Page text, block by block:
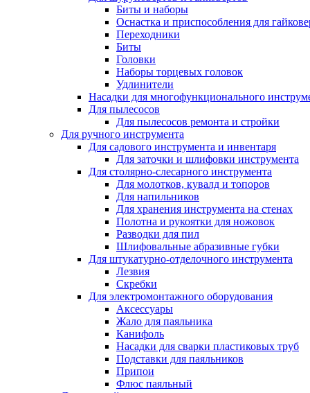
Биты и наборы
Оснастка и приспособления для
Переходники
Биты
Головки
Наборы торцевых головок
Удлинители
Насадки для многофункционального
Для пылесосов
Для пылесосов ремонта и стройки
Для ручного инструмента
Для садового инструмента и инвентаря
Для заточки и шлифовки инструмента
Для столярно-слесарного инструмента
Для молотков, кувалд и топоров
Для напильников
Для хранения инструмента на стенах
Полотна и рукоятки для ножовок
Разводки для пил
Шлифовальные абразивные губки
Для штукатурно-отделочного инструмента
Лезвия
Скребки
Для электромонтажного оборудования
Аксессуары
Жало для паяльника
Канифоль
Насадки для сварки пластиковых труб
Подставки для паяльников
Припои
Флюс паяльный